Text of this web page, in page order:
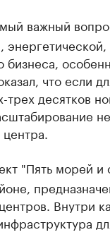
важный
бизнеса,
что если
трех десятков
"Пять морей и
Внутри